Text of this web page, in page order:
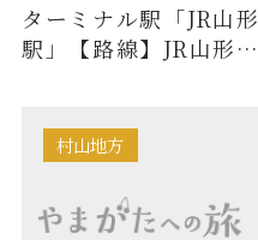
ターミナル駅「JR山形
駅」【路線】JR山形新
村山地方